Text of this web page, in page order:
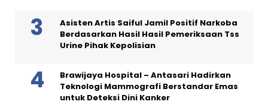
Asisten Artis Saiful Jamil Positif Narkoba
Berdasarkan Hasil Hasil Pemeriksaan Tss
Urine Pihak Kepolisian
Brawijaya Hospital – Antasari Hadirkan
Teknologi Mammografi Berstandar Emas
untuk Deteksi Dini Kanker